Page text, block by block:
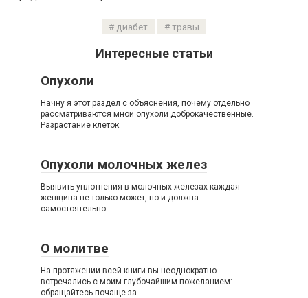
диабет травы
Интересные статьи
Опухоли
Начну я этот раздел с объяснения, почему отдельно
рассматриваются мной опухоли доброкачественные.
Разрастание клеток
Опухоли молочных желез
Выявить уплотнения в молочных железах каждая
женщина не только может, но и должна
самостоятельно.
О молитве
На протяжении всей книги вы неоднократно
встречались с моим глубочайшим пожеланием:
обращайтесь почаще за